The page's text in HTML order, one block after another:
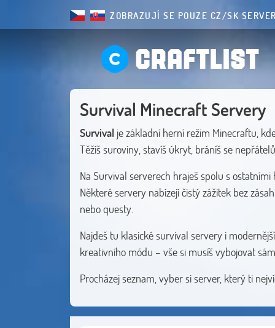
ZOBRAZUJÍ SE POUZE CZ/SK
CRAFTLIST
Survival Minecraft Servery
Survival je základní herní režim Minecraftu,
Těžíš suroviny, stavíš úkryt, bráníš se
Na Survival serverech hraješ spolu s
Některé servery nabízejí čistý zážitek bez
nebo questy.
Najdeš tu klasické survival servery i
kreativního módu – vše si musíš vybojovat
Procházej seznam, vyber si server, který ti